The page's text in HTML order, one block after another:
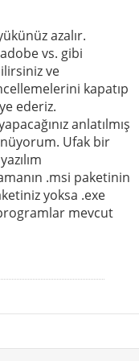
azalır.
vs. gibi
ve
kapatıp
ederiz.
anlatılmış
Ufak bir
.msi paketinin
yoksa .exe
mevcut